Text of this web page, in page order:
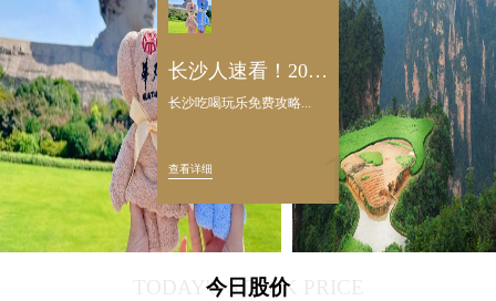
长沙人速看！2025蛇年免费领礼品！速来~
长沙吃喝玩乐免费攻略...
查看详细 1
今日股价
TODAY'S STOCK PRICE